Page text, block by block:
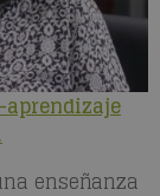
aprendizaje
enseñanza